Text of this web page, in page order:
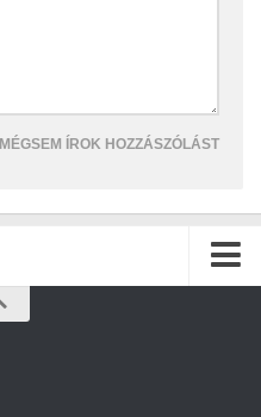
MÉGSEM ÍROK HOZZÁSZÓLÁST